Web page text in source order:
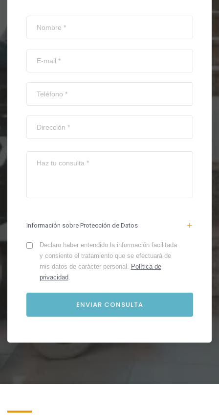
Información sobre Protección de Datos
Declaro haber entendido la información facilitada
y consiento el tratamiento que se efectuará de
mis datos de carácter personal. Política de
privacidad.